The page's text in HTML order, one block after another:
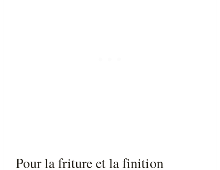
Pour la friture et la finition